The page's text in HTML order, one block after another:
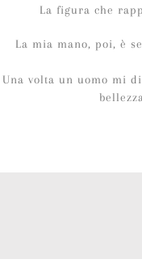
La figura che
La mia mano, poi, è
Una volta un uomo mi